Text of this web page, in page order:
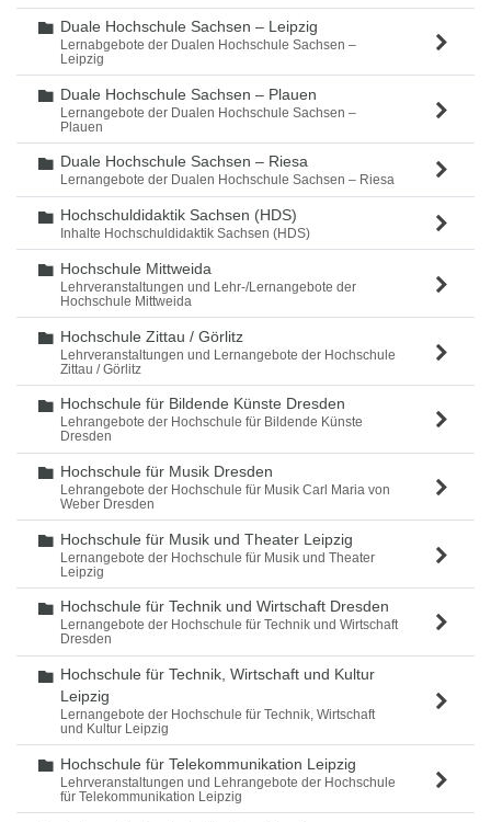
Ordner
Duale Hochschule Sachsen – Leipzig
Lernabgebote der Dualen Hochschule Sachsen –
Leipzig
Ordner
Duale Hochschule Sachsen – Plauen
Lernangebote der Dualen Hochschule Sachsen –
Plauen
Ordner
Duale Hochschule Sachsen – Riesa
Lernangebote der Dualen Hochschule Sachsen – Riesa
Ordner
Hochschuldidaktik Sachsen (HDS)
Inhalte Hochschuldidaktik Sachsen (HDS)
Ordner
Hochschule Mittweida
Lehrveranstaltungen und Lehr-/Lernangebote der
Hochschule Mittweida
Ordner
Hochschule Zittau / Görlitz
Lehrveranstaltungen und Lernangebote der Hochschule
Zittau / Görlitz
Ordner
Hochschule für Bildende Künste Dresden
Lehrangebote der Hochschule für Bildende Künste
Dresden
Ordner
Hochschule für Musik Dresden
Lehrangebote der Hochschule für Musik Carl Maria von
Weber Dresden
Ordner
Hochschule für Musik und Theater Leipzig
Lernangebote der Hochschule für Musik und Theater
Leipzig
Ordner
Hochschule für Technik und Wirtschaft Dresden
Lernangebote der Hochschule für Technik und Wirtschaft
Dresden
Ordner
Hochschule für Technik, Wirtschaft und Kultur
Leipzig
Lernangebote der Hochschule für Technik, Wirtschaft
und Kultur Leipzig
Ordner
Hochschule für Telekommunikation Leipzig
Lehrveranstaltungen und Lehrangebote der Hochschule
für Telekommunikation Leipzig